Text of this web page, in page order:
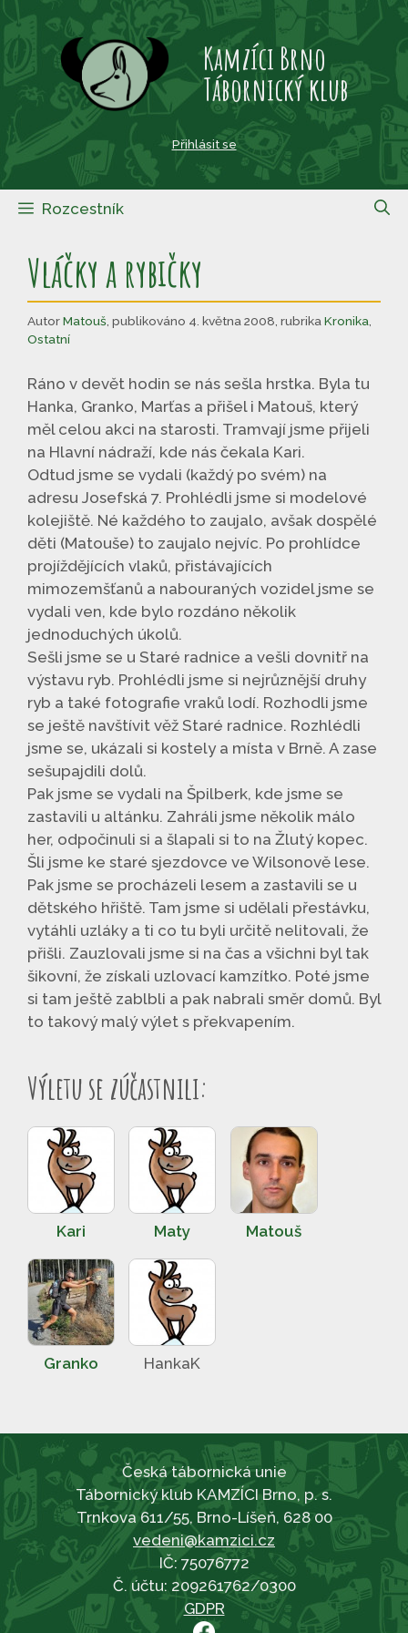
Přeskočit
obsah
Kamzíci Brno
Tábornický klub
Přihlásit se
Rozcestník
Vláčky a rybičky
AutorMatouš publikováno 4. května 2008 rubrika Kronika
Ostatní
Ráno v devět hodin se nás sešla hrstka. Byla tu
Hanka, Granko, Marťas a přišel i Matouš, který
měl celou akci na starosti. Tramvají jsme přijeli
na Hlavní nádraží, kde nás čekala Kari.
Odtud jsme se vydali (každý po svém) na
adresu Josefská 7. Prohlédli jsme si modelové
kolejiště. Né každého to zaujalo, avšak dospělé
děti (Matouše) to zaujalo nejvíc. Po prohlídce
projíždějících vlaků, přistávajících
mimozemšťanů a nabouraných vozidel jsme se
vydali ven, kde bylo rozdáno několik
jednoduchých úkolů.
Sešli jsme se u Staré radnice a vešli dovnitř na
výstavu ryb. Prohlédli jsme si nejrůznější druhy
ryb a také fotografie vraků lodí. Rozhodli jsme
se ještě navštívit věž Staré radnice. Rozhlédli
jsme se, ukázali si kostely a místa v Brně. A zase
sešupajdili dolů.
Pak jsme se vydali na Špilberk, kde jsme se
zastavili u altánku. Zahráli jsme několik málo
her, odpočinuli si a šlapali si to na Žlutý kopec.
Šli jsme ke staré sjezdovce ve Wilsonově lese.
Pak jsme se procházeli lesem a zastavili se u
dětského hřiště. Tam jsme si udělali přestávku,
vytáhli uzláky a ti co tu byli určitě nelitovali, že
přišli. Zauzlovali jsme si na čas a všichni byl tak
šikovní, že získali uzlovací kamzítko. Poté jsme
si tam ještě zablbli a pak nabrali směr domů. Byl
to takový malý výlet s překvapením.
Výletu se zúčastnili:
Kari Maty Matouš
Granko HankaK
Česká tábornická unie
Tábornický klub KAMZÍCI Brno, p. s.
Trnkova 611/55, Brno-Líšeň, 628 00
vedeni@kamzici.cz
IČ: 75076772
Č. účtu: 209261762/0300
GDPR